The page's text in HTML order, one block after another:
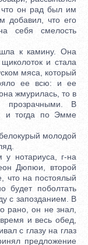
что он рад был им
добавил, что его
себя смелость
к камину. Она
и стала
мяса, который
ее всю: и ее
жмурилась, то в
прозрачными. В
и тогда по Эмме
молодой
нотариуса, г-на
Дюпюи, второй
что на постоялый
будет поболтать
с запозданием. В
рано, он не знал,
и весь обед,
с глазу на глаз
предложение